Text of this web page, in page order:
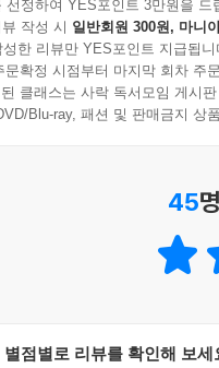
의 기술》에서 자본주의 사
는 사람들. 그러는 사이 그
최상의 가치를 두”도록 세
사람, 철 지난 노래, 변치
말들이 내게로 온다”
결하는 이해와 공감의 말들
말들이 쌓이고 숙성되면 한
추는 별을 잉태하려면 내
선정하여 YES포인트 3만원을 드
작성 시 일반회원 300원, 마니
한 리뷰만 YES포인트 지급됩니
문확정 시점부터 마지막 회차 주
클래스는 사락 독서모임 게시
Blu-ray, 패션 및 판매금지 상
45
별점별로 리뷰를 확인해 보세